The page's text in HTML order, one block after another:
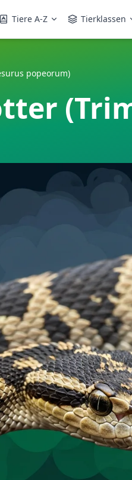
Tiere A-Z Tierklassen
popeorum)